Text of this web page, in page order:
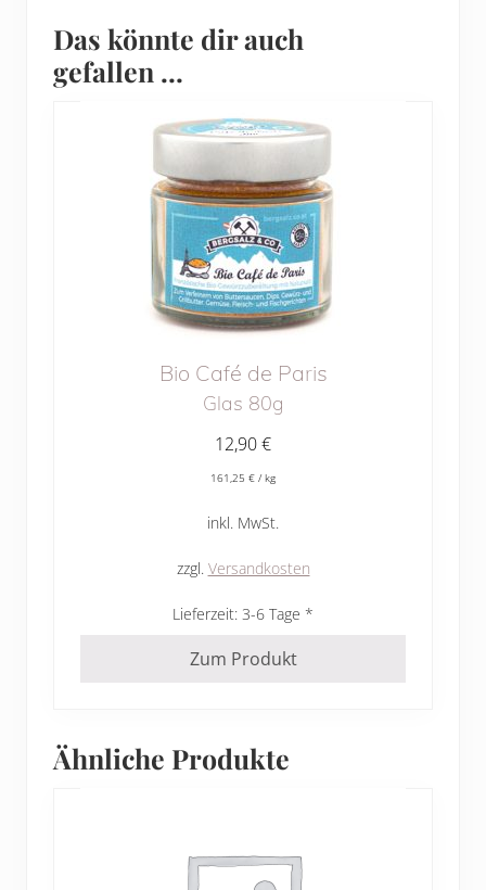
Das könnte dir auch
gefallen …
Bio Café de Paris
Glas 80g
12,90€
161,25 € /kg
inkl. MwSt.
zzgl. Versandkosten
Lieferzeit: 3-6 Tage
Zum Produkt
Ähnliche Produkte